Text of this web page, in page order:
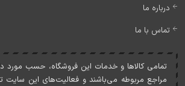
درباره ما
تماس با ما
تمامی کالاها و خدمات اين فروشگاه، حسب مورد
مراجع مربوطه می‌باشند و فعاليت‌های اين سايت